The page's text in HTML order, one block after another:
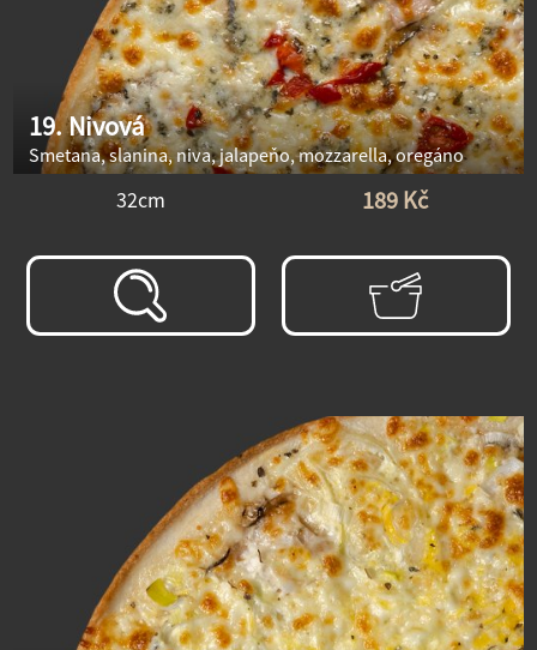
19. Nivová
Smetana, slanina, niva, jalapeňo, mozzarella, oregáno
32cm 189 Kč